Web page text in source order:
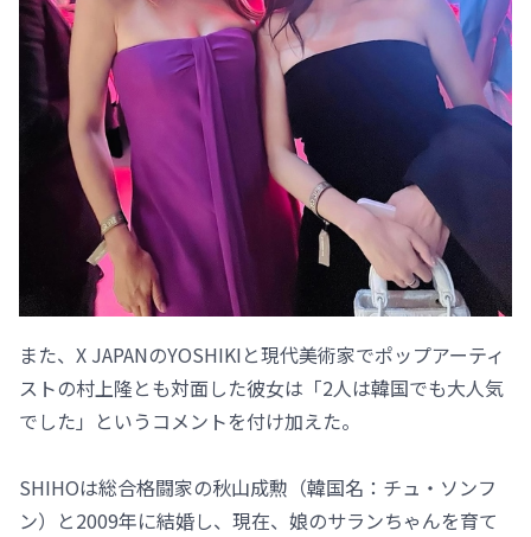
また、X JAPANのYOSHIKIと現代美術家でポップアーティ
ストの村上隆とも対面した彼女は「2人は韓国でも大人気
でした」というコメントを付け加えた。
SHIHOは総合格闘家の秋山成勲（韓国名：チュ・ソンフ
ン）と2009年に結婚し、現在、娘のサランちゃんを育て